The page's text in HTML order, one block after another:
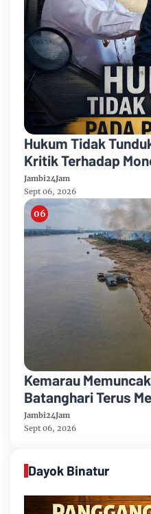
Hukum Tidak
Kritik Terhadap
Media dan Aktivis
Jambi24Jam
Sept 06, 2026
Kemarau
Batanghari Terus
Hadapi Ancaman
Karhutla
Jambi24Jam
Sept 06, 2026
Dayok Binatur